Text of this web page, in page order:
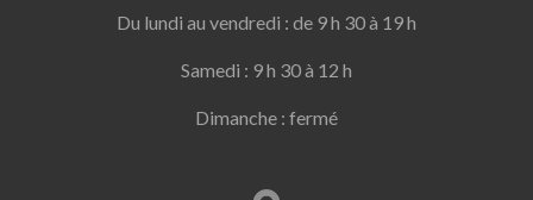
Du lundi au vendredi : de 9 h 30 à 19 h
Samedi : 9 h 30 à 12 h
Dimanche : fermé